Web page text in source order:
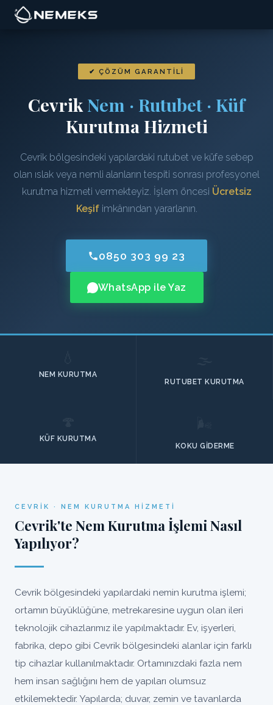
✔ ÇÖZÜM GARANTILI
Cevrik Nem · Rutubet · Küf
Kurutma Hizmeti
Cevrik bölgesindeki yapılardaki rutubet ve küfe sebep
olan ıslak veya nemli alanların tespiti sonrası profesyonel
kurutma hizmeti vermekteyiz. İşlem öncesi Ücretsiz
Keşifimkânından yararlanın.
0850 303 99 23
WhatsApp ile Yaz
NEM KURUTMA
RUTUBET KURUTMA
KÜF KURUTMA
KOKU GIDERME
CEVRIK · NEM KURUTMA HIZMETI
Cevrik'te Nem Kurutma İşlemi Nasıl
Yapılıyor?
Cevrik bölgesindeki yapılardaki nemin kurutma işlemi;
ortamın büyüklüğüne, metrekaresine uygun olan ileri
teknolojik cihazlarımız ile yapılmaktadır. Ev, işyerleri,
fabrika, depo gibi Cevrik bölgesindeki alanlar için farklı
tip cihazlar kullanılmaktadır. Ortamınızdaki fazla nem
hem insan sağlığını hem de yapıları olumsuz
etkilemektedir. Yapılarda; duvar, zemin ve tavanlarda